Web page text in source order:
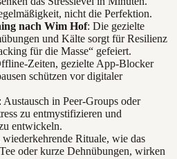
nicht die Perfektion.
nach Wim Hof: Die gezielte
und Kälte sorgt für Resilienz
für die Masse“ gefeiert.
Zeiten, gezielte App-Blocker
schützen vor digitaler
: Austausch in Peer-Groups oder
zu entmystifizieren und
entwickeln.
Rituale, wie das
oder kurze Dehnübungen, wirken